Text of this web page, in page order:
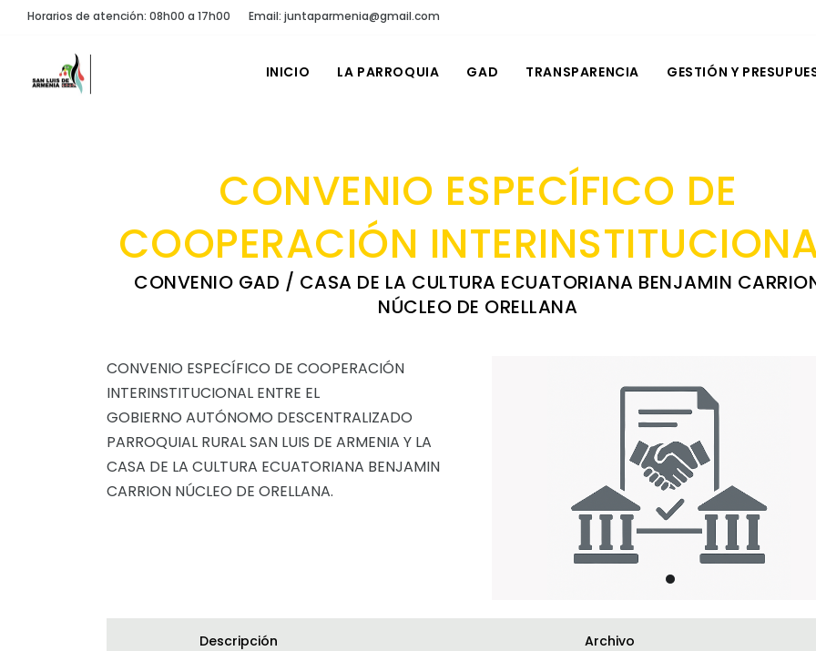
Horarios de atención: 08h00 a 17h00 Email: juntaparmenia@gmail.com
INICIO LA PARROQUIA GAD TRANSPARENCIA GESTIÓN Y
CONVENIO ESPECÍFICO DE
COOPERACIÓN
CONVENIO GAD / CASA DE LA CULTURA ECUATORIANA BENJAMIN
NÚCLEO DE ORELLANA
CONVENIO ESPECÍFICO DE COOPERACIÓN
INTERINSTITUCIONAL ENTRE EL
GOBIERNO AUTÓNOMO DESCENTRALIZADO
PARROQUIAL RURAL SAN LUIS DE ARMENIA Y LA
CASA DE LA CULTURA ECUATORIANA BENJAMIN
CARRION NÚCLEO DE ORELLANA.
Descripción Archivo